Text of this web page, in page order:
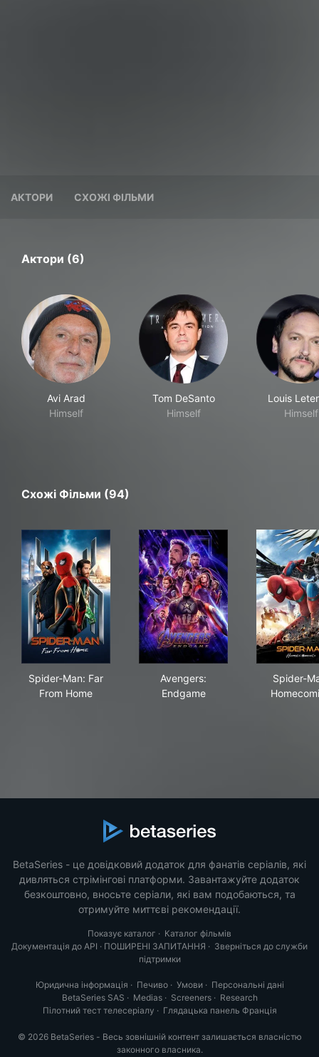
АКТОРИ СХОЖІ ФІЛЬМИ
Актори (6)
Avi Arad
Himself
Tom DeSanto
Himself
Louis
Himself
Схожі Фільми (94)
Spider-Man: Far
From Home
Avengers:
Endgame
Spider-
BetaSeries - це довідковий додаток для фанатів серіалів, які
дивляться стрімінгові платформи. Завантажуйте додаток
безкоштовно, вносьте серіали, які вам подобаються, та
отримуйте миттєві рекомендації.
Показує каталог · Каталог фільмів
Документація до API · ПОШИРЕНІ ЗАПИТАННЯ · Зверніться до служби
підтримки
Юридична інформація · Печиво· Умови· Персональні дані
BetaSeries SAS · Medias· Screeners· Research
Пілотний тест телесеріалу · Глядацька панель Франція
© 2026 BetaSeries - Весь зовнішній контент залишається власністю
законного власника.